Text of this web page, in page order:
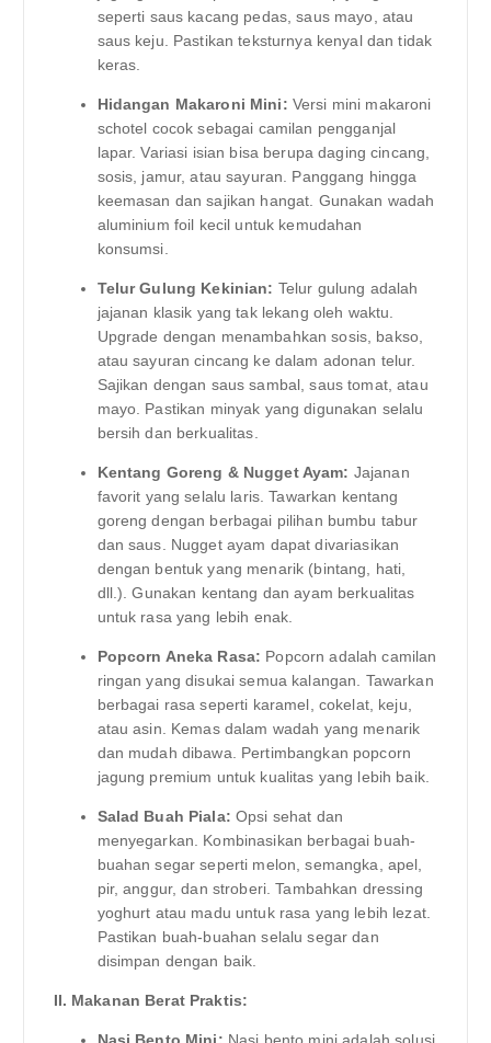
seperti saus kacang pedas, saus mayo, atau
saus keju. Pastikan teksturnya kenyal dan tidak
keras.
Hidangan Makaroni Mini: Versi mini makaroni
schotel cocok sebagai camilan pengganjal
lapar. Variasi isian bisa berupa daging cincang,
sosis, jamur, atau sayuran. Panggang hingga
keemasan dan sajikan hangat. Gunakan wadah
aluminium foil kecil untuk kemudahan
konsumsi.
Telur Gulung Kekinian: Telur gulung adalah
jajanan klasik yang tak lekang oleh waktu.
Upgrade dengan menambahkan sosis, bakso,
atau sayuran cincang ke dalam adonan telur.
Sajikan dengan saus sambal, saus tomat, atau
mayo. Pastikan minyak yang digunakan selalu
bersih dan berkualitas.
Kentang Goreng & Nugget Ayam: Jajanan
favorit yang selalu laris. Tawarkan kentang
goreng dengan berbagai pilihan bumbu tabur
dan saus. Nugget ayam dapat divariasikan
dengan bentuk yang menarik (bintang, hati,
dll.). Gunakan kentang dan ayam berkualitas
untuk rasa yang lebih enak.
Popcorn Aneka Rasa: Popcorn adalah camilan
ringan yang disukai semua kalangan. Tawarkan
berbagai rasa seperti karamel, cokelat, keju,
atau asin. Kemas dalam wadah yang menarik
dan mudah dibawa. Pertimbangkan popcorn
jagung premium untuk kualitas yang lebih baik.
Salad Buah Piala: Opsi sehat dan
menyegarkan. Kombinasikan berbagai buah-
buahan segar seperti melon, semangka, apel,
pir, anggur, dan stroberi. Tambahkan dressing
yoghurt atau madu untuk rasa yang lebih lezat.
Pastikan buah-buahan selalu segar dan
disimpan dengan baik.
II. Makanan Berat Praktis: